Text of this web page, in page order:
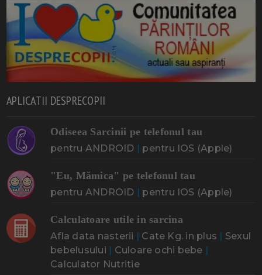
APLICATII DESPRECOPII
Odiseea Sarcinii pe telefonul tau
pentru ANDROID pentru IOS (Apple)
"Eu, Mămica" pe telefonul tau
pentru ANDROID pentru IOS (Apple)
Calculatoare utile in sarcina
Afla data nasterii Cate Kg. in plus
Sexul
bebelusului
Culoare ochi bebe
Calculator Nutritie